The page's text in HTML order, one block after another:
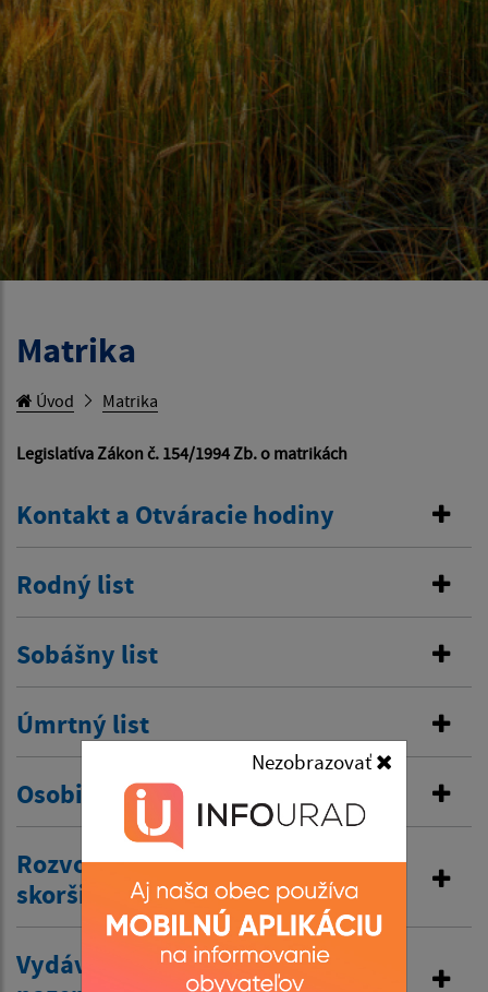
Nezobrazovať
Matrika
Úvod Matrika
Legislatíva Zákon č. 154/1994 Zb. o matrikách
Kontakt a Otváracie hodiny
Rodný list
Sobášny list
Úmrtný list
Osobitná matrika
Rozvod manželstva a prijatie
skoršieho priezviska
Vydávanie výpisov z matriky a